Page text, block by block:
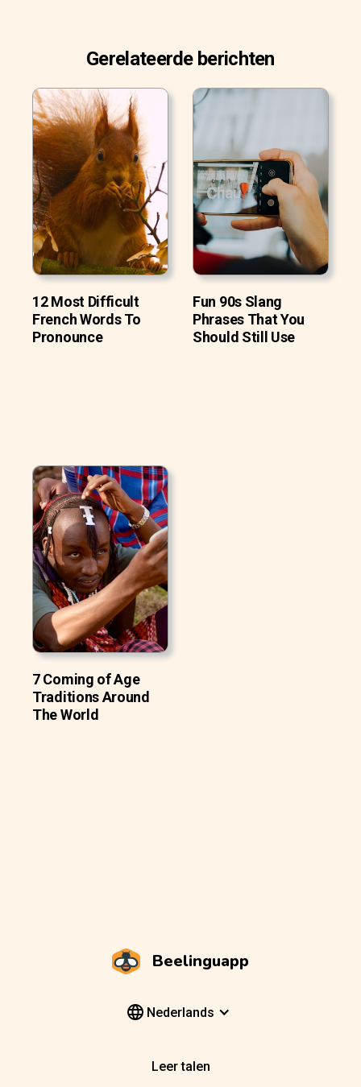
Gerelateerde berichten
12 Most Difficult
French Words To
Pronounce
Fun 90s Slang
Phrases That You
Should Still Use
7 Coming of Age
Traditions Around
The World
Beelinguapp
Nederlands
Leer talen